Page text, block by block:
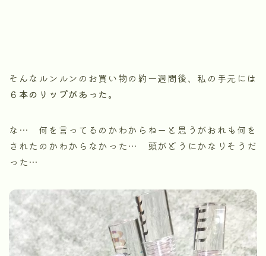
そんなルンルンのお買い物の約一週間後、私の手元には
６本のリップがあった。
な… 何を言ってるのかわからねーと思うがおれも何を
されたのかわからなかった… 頭がどうにかなりそうだ
った…